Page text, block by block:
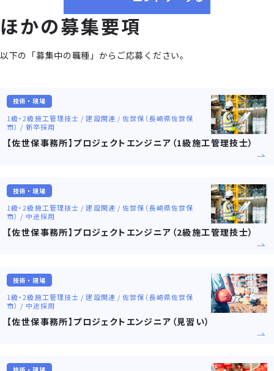
ほかの募集要項
以下の「募集中の職種」からご応募ください。
技術・現場
1級・2級施工管理技士 / 建設関連 / 佐世保（長崎県佐世保
市） / 新卒採用
【佐世保事務所】プロジェクトエンジニア（1級施工管理技士）
技術・現場
1級・2級施工管理技士 / 建設関連 / 佐世保（長崎県佐世保
市） / 中途採用
【佐世保事務所】プロジェクトエンジニア（2級施工管理技士）
技術・現場
1級・2級施工管理技士 / 建設関連 / 佐世保（長崎県佐世保
市） / 中途採用
【佐世保事務所】プロジェクトエンジニア（見習い）